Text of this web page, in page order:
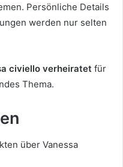
Persönliche Details
werden nur selten
civiello verheiratet für
Thema.
über Vanessa